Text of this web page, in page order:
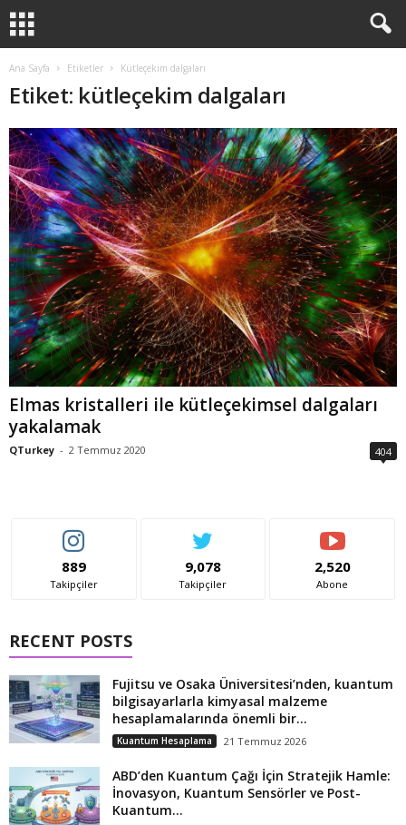
Ana Sayfa Etiketler Kütleçekim dalgaları
Etiket: kütleçekim dalgaları
Elmas kristalleri ile kütleçekimsel dalgaları
yakalamak
QTurkey - 2 Temmuz 2020 404
889
Takipçiler
9,078
Takipçiler
2,520
Abone
RECENT POSTS
Fujitsu ve Osaka Üniversitesi’nden, kuantum
bilgisayarlarla kimyasal malzeme
hesaplamalarında önemli bir...
Kuantum Hesaplama 21 Temmuz 2026
ABD’den Kuantum Çağı İçin Stratejik Hamle:
İnovasyon, Kuantum Sensörler ve Post-
Kuantum...